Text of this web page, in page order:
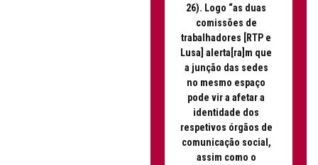
26). Logo “as duas
comissões de
trabalhadores [RTP e
Lusa] alerta[ra]m que
a junção das sedes
no mesmo espaço
pode vir a afetar a
identidade dos
respetivos órgãos de
comunicação social,
assim como o